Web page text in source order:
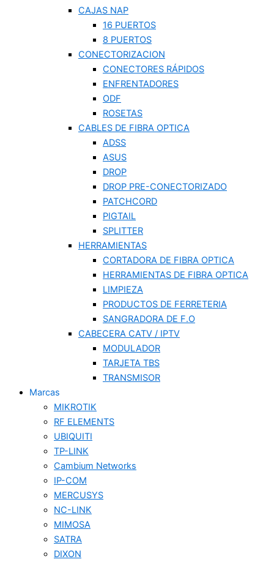
CAJAS NAP
16 PUERTOS
8 PUERTOS
CONECTORIZACION
CONECTORES RÁPIDOS
ENFRENTADORES
ODF
ROSETAS
CABLES DE FIBRA OPTICA
ADSS
ASUS
DROP
DROP PRE-CONECTORIZADO
PATCHCORD
PIGTAIL
SPLITTER
HERRAMIENTAS
CORTADORA DE FIBRA OPTICA
HERRAMIENTAS DE FIBRA OPTICA
LIMPIEZA
PRODUCTOS DE FERRETERIA
SANGRADORA DE F.O
CABECERA CATV / IPTV
MODULADOR
TARJETA TBS
TRANSMISOR
Marcas
MIKROTIK
RF ELEMENTS
UBIQUITI
TP-LINK
Cambium Networks
IP-COM
MERCUSYS
NC-LINK
MIMOSA
SATRA
DIXON